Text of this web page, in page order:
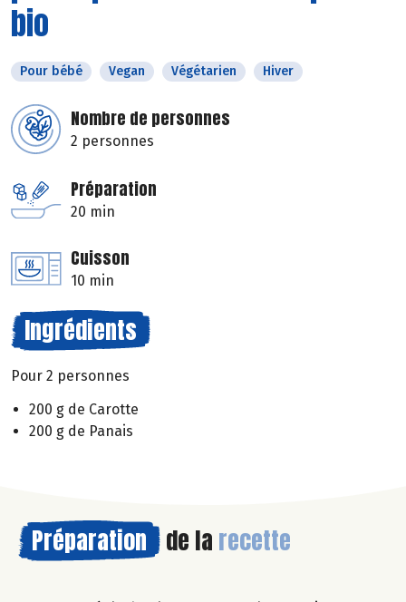
bio
Pour bébé Vegan Végétarien Hiver
Nombre de personnes
2 personnes
Préparation
20 min
Cuisson
10 min
Ingrédients
Pour 2 personnes
200 g de Carotte
200 g de Panais
Préparation de la recette